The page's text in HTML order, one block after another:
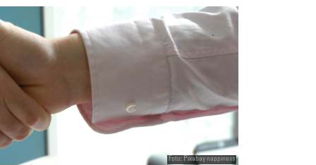
Foto: Pixabay nappiness